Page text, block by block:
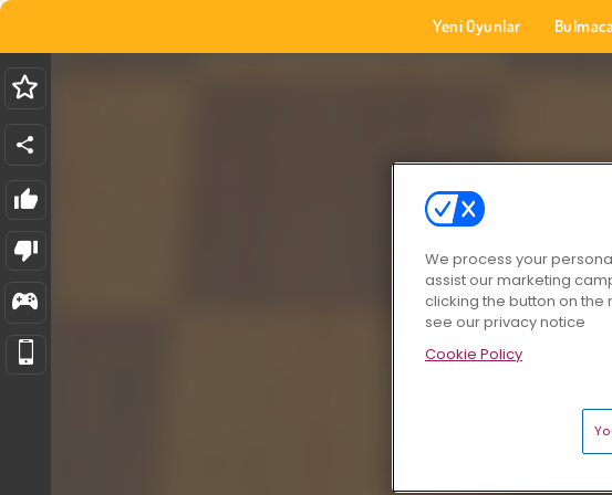
Yeni Oyunlar
We process your
assist our marketing
clicking the button on the
see our privacy notice
Cookie Policy